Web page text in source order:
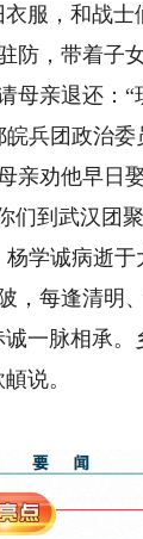
，和战士
防，带着子
母亲退还：
兵团政治委
亲劝他早日
们到武汉团
学诚病逝于
每逢清明
一脉相承
说。